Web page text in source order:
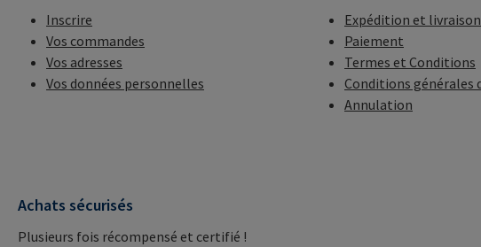
Inscrire
Vos commandes
Vos adresses
Vos données personnelles
Expédition et livraison
Paiement
Termes et Conditions
Conditions générales
Annulation
Achats sécurisés
Plusieurs fois récompensé et certifié !